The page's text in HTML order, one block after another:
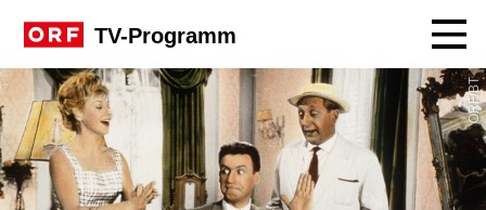
TV-Programm
ORF/BT